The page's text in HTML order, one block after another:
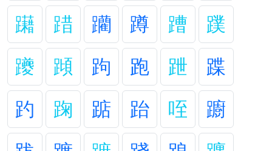
躤
踖 躪 蹲 蹧
蹼
躨
蹞 跔 跑 跇
蹀
趵
踘 踮 跆 咥
躕